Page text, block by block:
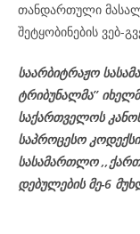
თანდართული
შეტყობინების ვებ-
საარბიტრაჟო
ტრიბუნალმა’’
საქართველოს
საპროცესო
სასამართლო
დებულების მე-6